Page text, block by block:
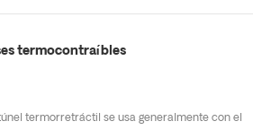
termocontraíbles
termorretráctil se usa generalmente con el